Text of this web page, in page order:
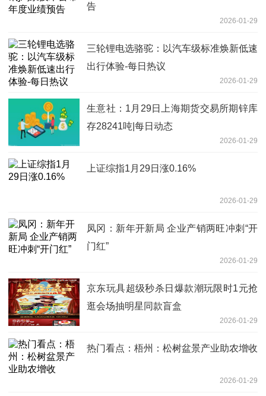
告
2026-01-29
三轮锂电选骆驼：以汽车级标准焕新低速
出行体验-每日热议
2026-01-29
生意社：1月29日上海期货交易所期锌库
存28241吨|每日动态
2026-01-29
上证综指1月29日涨0.16%
2026-01-29
凤冈：新年开新局 企业产销两旺冲刺“开
门红”
2026-01-29
京东玩具超级秒杀日爆款潮玩限时1元抢
逛会场抽明星同款盲盒
2026-01-29
热门看点：梧州：松树盆景产业助农增收
2026-01-29